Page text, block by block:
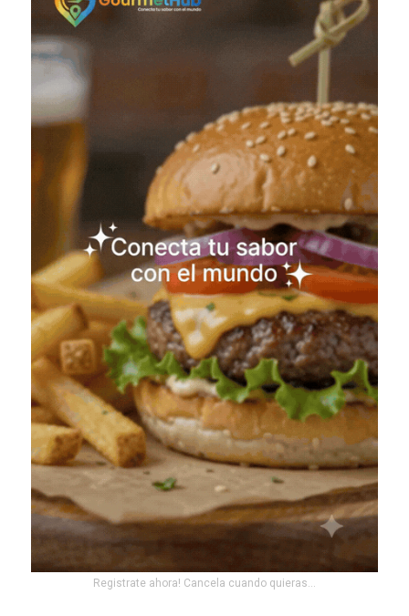
Registrate ahora! Cancela cuando quieras...